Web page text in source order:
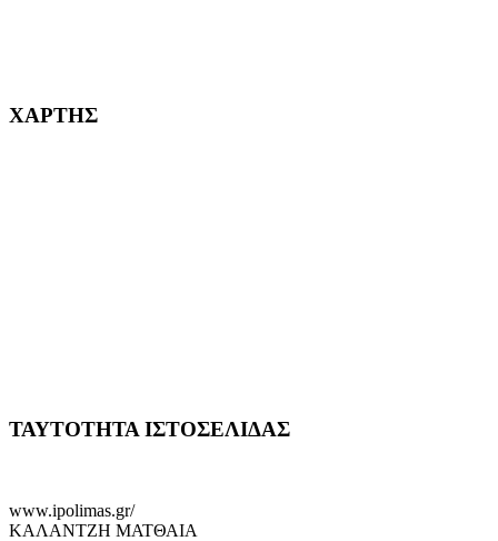
ΧΑΡΤΗΣ
ΤΑΥΤΟΤΗΤΑ ΙΣΤΟΣΕΛΙΔΑΣ
www.ipolimas.gr/
ΚΑΛΑΝΤΖΗ ΜΑΤΘΑΙΑ